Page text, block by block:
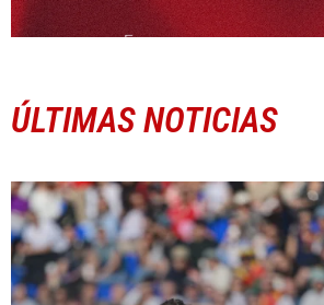
ÚLTIMAS NOTICIAS